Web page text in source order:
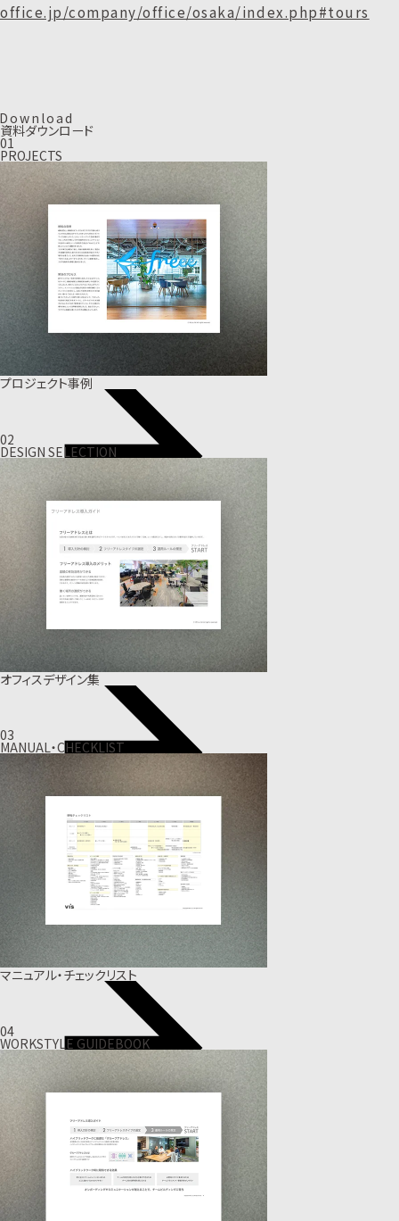
office.jp/company/office/osaka/index.php#tours
Down load
資料ダウンロード
01
PROJECTS
プロジェクト事例
02
DESIGN SELECTION
オフィスデザイン集
03
MANUAL・CHECKLIST
マニュアル・チェックリスト
04
WORKSTYLE GUIDEBOOK